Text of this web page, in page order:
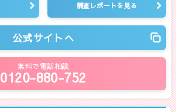
調査レポートを見る
公式サイトへ
無料で電話相談
0120-880-752